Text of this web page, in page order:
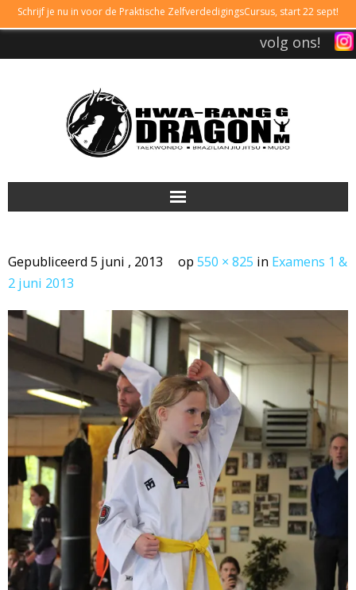
Schrijf je nu in voor de Praktische ZelfverdedigingsCursus, start 22 sept!
volg ons!
LESTIJDEN
LIDMAATSCHAP
TAEKWONDO
BRAZILIAN JIU JITSU
AGENDA
NIEUWS
CONTACT
PRAKTISCHE ZELFVERDEDIGINGSCURSUS
Gepubliceerd 5 juni , 2013 op 550 × 825 in Examens 1 &
2 juni 2013